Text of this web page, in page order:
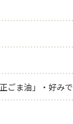
ごま油」・好みで